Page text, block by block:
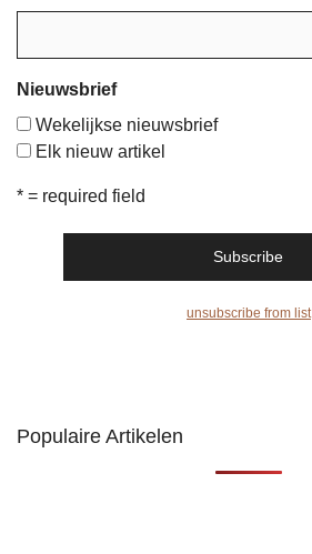
Nieuwsbrief
Wekelijkse nieuwsbrief
Elk nieuw artikel
* = required field
unsubscribe from list
Populaire Artikelen